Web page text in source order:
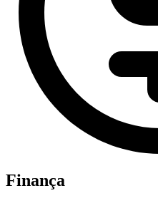
Finança